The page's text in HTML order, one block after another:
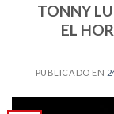
TONNY
EL
PUBLICADO EN